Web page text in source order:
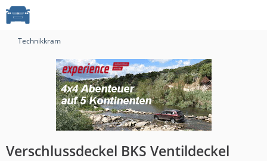
Technikkram
Verschlussdeckel BKS Ventildeckel